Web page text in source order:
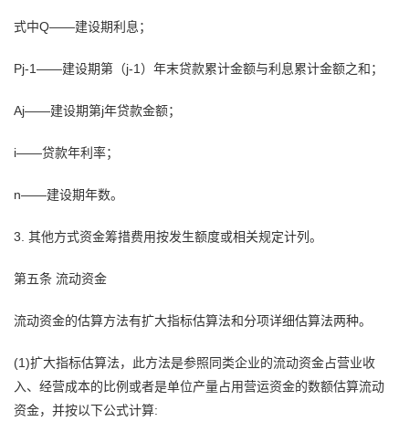
式中Q——建设期利息；
Pj-1——建设期第（j-1）年末贷款累计金额与利息累计金额之和；
Aj——建设期第j年贷款金额；
i——贷款年利率；
n——建设期年数。
3. 其他方式资金筹措费用按发生额度或相关规定计列。
第五条 流动资金
流动资金的估算方法有扩大指标估算法和分项详细估算法两种。
(1)扩大指标估算法，此方法是参照同类企业的流动资金占营业收
入、经营成本的比例或者是单位产量占用营运资金的数额估算流动
资金，并按以下公式计算: